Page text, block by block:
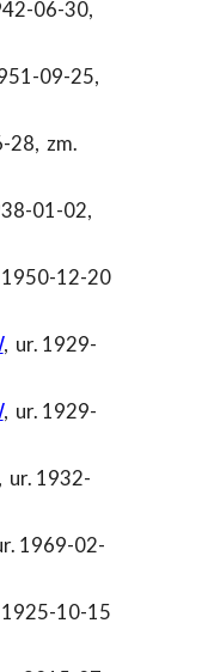
06-30,
09-25,
28, zm.
01-02,
1950-12-20
, ur. 1929-
, ur. 1929-
ur. 1932-
1969-02-
1925-10-15